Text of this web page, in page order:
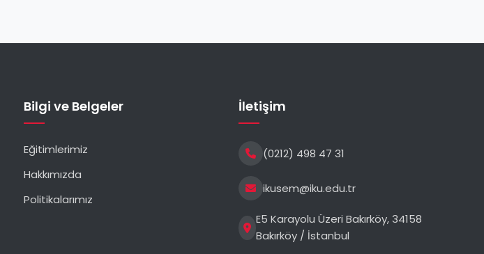
Bilgi ve Belgeler
Eğitimlerimiz
Hakkımızda
Politikalarımız
İletişim
(0212) 498 47 31
ikusem@iku.edu.tr
E5 Karayolu Üzeri Bakırköy, 34158
Bakırköy / İstanbul